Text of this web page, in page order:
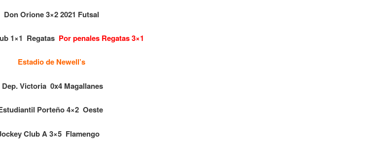
Don Orione 3×2 2021 Futsal
1×1 Regatas Por penales Regatas 3×1
Estadio de Newell’s
Dep. Victoria 0x4 Magallanes
Porteño 4×2 Oeste
Club A 3×5 Flamengo